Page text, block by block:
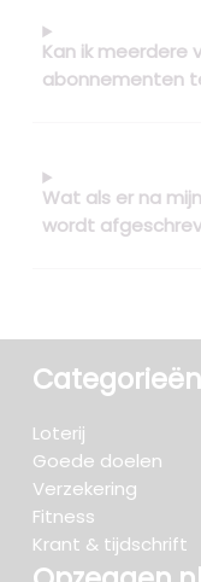
Kan ik meerdere
abonnementen
Wat als er na
wordt
Categorieën
Loterij
Goede doelen
Verzekering
Fitness
Krant & tijdschrift